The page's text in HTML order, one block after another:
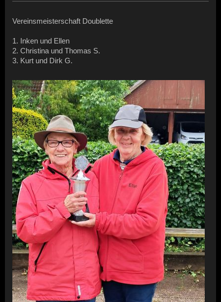
Vereinsmeisterschaft Doublette
1. Inken und Ellen
2. Christina und Thomas S.
3. Kurt und Dirk G.